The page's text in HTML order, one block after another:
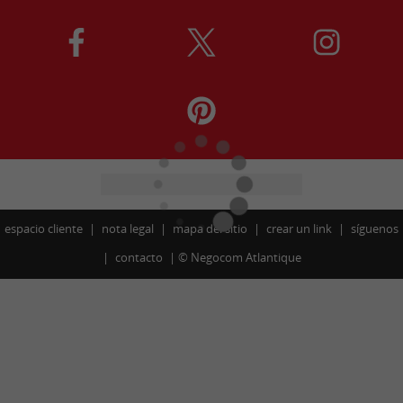
espacio cliente nota legal mapa del sitio crear un link
síguenos
contacto
© Negocom Atlantique